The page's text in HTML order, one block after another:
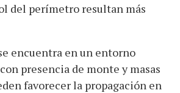
del perímetro resultan más
encuentra en un entorno
presencia de monte y masas
favorecer la propagación en